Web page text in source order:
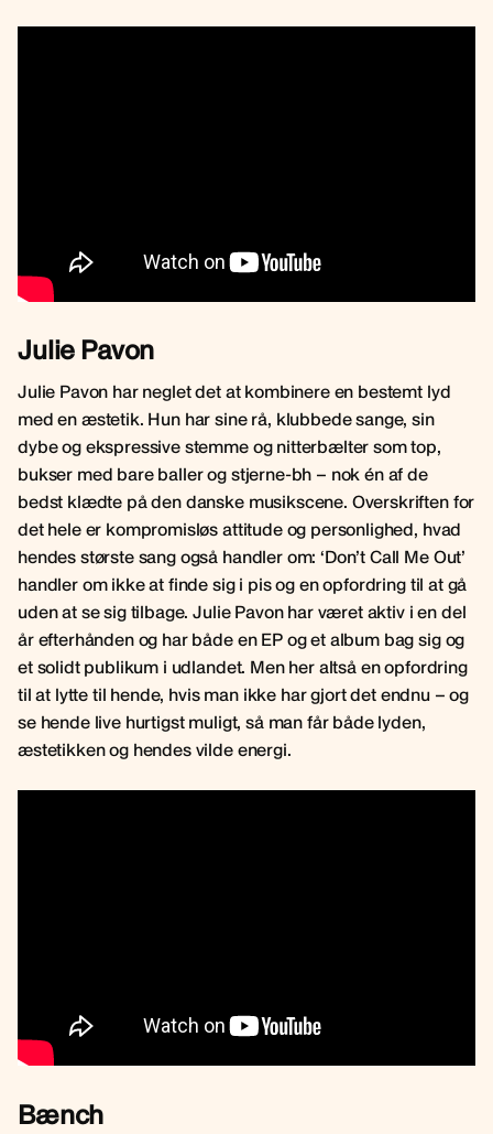
Julie Pavon
Julie Pavon har neglet det at kombinere en bestemt lyd
med en æstetik. Hun har sine rå, klubbede sange, sin
dybe og ekspressive stemme og nitterbælter som top,
bukser med bare baller og stjerne-bh – nok én af de
bedst klædte på den danske musikscene. Overskriften for
det hele er kompromisløs attitude og personlighed, hvad
hendes største sang også handler om: ‘Don’t Call Me Out’
handler om ikke at finde sig i pis og en opfordring til at gå
uden at se sig tilbage. Julie Pavon har været aktiv i en del
år efterhånden og har både en EP og et album bag sig og
et solidt publikum i udlandet. Men her altså en opfordring
til at lytte til hende, hvis man ikke har gjort det endnu – og
se hende live hurtigst muligt, så man får både lyden,
æstetikken og hendes vilde energi.
Bænch